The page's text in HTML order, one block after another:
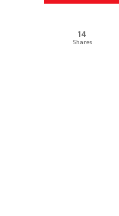
14
Shares